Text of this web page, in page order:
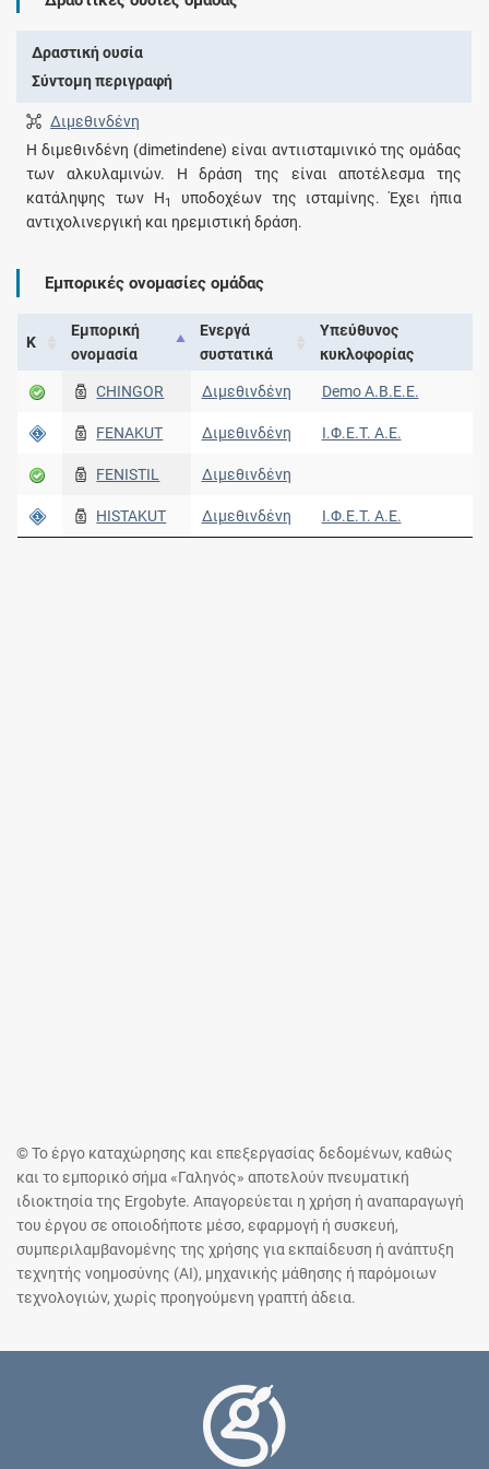
Δραστική ουσία
Σύντομη περιγραφή
Διμεθινδένη
Η διμεθινδένη (dimetindene) είναι αντιισταμινικό της ομάδας
των αλκυλαμινών. Η δράση της είναι αποτέλεσμα της
κατάληψης των Η1
υποδοχέων της ισταμίνης. Έχει ήπια
αντιχολινεργική και ηρεμιστική δράση.
Εμπορικές ονομασίες ομάδας
Κ
Εμπορική
ονομασία
Ενεργά
συστατικά
Υπεύθυνος
κυκλοφορίας
CHINGOR Διμεθινδένη Demo Α.Β.Ε.Ε.
FENAKUT Διμεθινδένη Ι.Φ.Ε.Τ. A.E.
FENISTIL Διμεθινδένη
HISTAKUT Διμεθινδένη Ι.Φ.Ε.Τ. A.E.
© Το έργο καταχώρησης και επεξεργασίας δεδομένων, καθώς
και το εμπορικό σήμα «Γαληνός» αποτελούν πνευματική
ιδιοκτησία της Ergobyte. Απαγορεύεται η χρήση ή αναπαραγωγή
του έργου σε οποιοδήποτε μέσο, εφαρμογή ή συσκευή,
συμπεριλαμβανομένης της χρήσης για εκπαίδευση ή ανάπτυξη
τεχνητής νοημοσύνης (AI), μηχανικής μάθησης ή παρόμοιων
τεχνολογιών, χωρίς προηγούμενη γραπτή άδεια.